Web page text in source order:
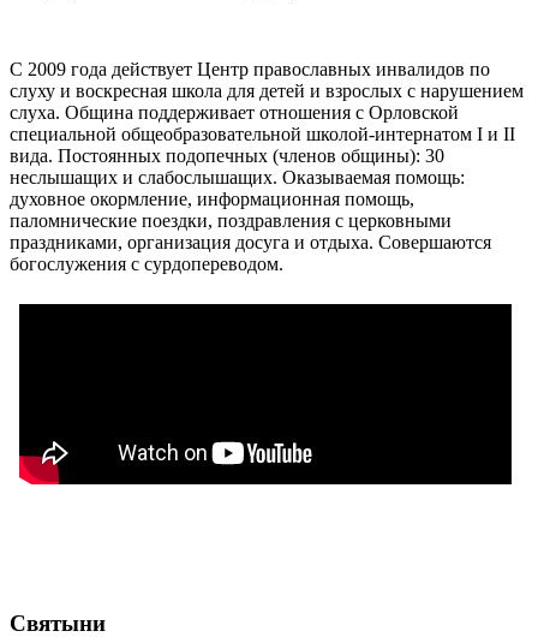
С 2009 года действует Центр православных инвалидов по
слуху и воскресная школа для детей и взрослых с нарушением
слуха. Община поддерживает отношения с Орловской
специальной общеобразовательной школой-интернатом I и II
вида. Постоянных подопечных (членов общины): 30
неслышащих и слабослышащих. Оказываемая помощь:
духовное окормление, информационная помощь,
паломнические поездки, поздравления с церковными
праздниками, организация досуга и отдыха. Совершаются
богослужения с сурдопереводом.
Святыни